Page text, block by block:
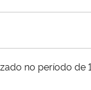
no período de